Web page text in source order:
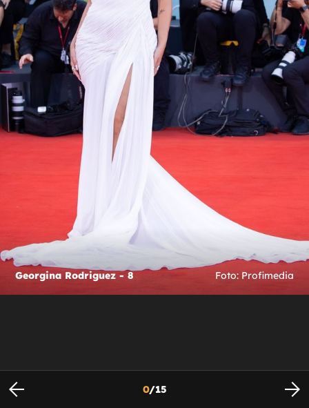
Georgina Rodriguez - 8 Foto: Profimedia
0/15